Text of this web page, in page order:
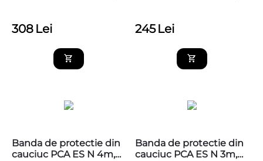
308 Lei 245 Lei
Banda de protectie din
cauciuc PCA ES N 4m,
Banda de protectie din
cauciuc PCA ES N 3m,